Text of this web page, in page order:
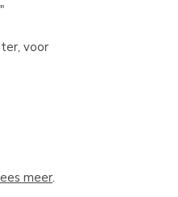
voor
meer.